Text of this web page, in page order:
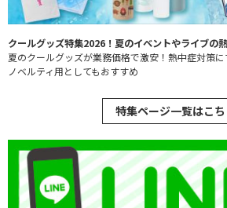
クールグッズ特集2026！夏のイベントやライブの
夏のクールグッズが業務価格で激安！熱中症対策
ノベルティ用としてもおすすめ
特集ページ一覧はこち